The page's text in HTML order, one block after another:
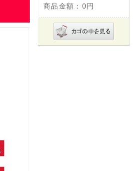
商品金額： 0円